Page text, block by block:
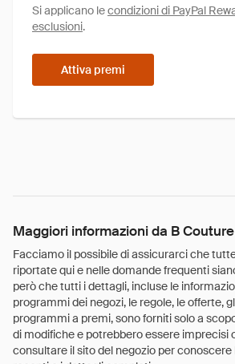
Si applicano lecondizioni di PayPal
esclusioni.
Attiva premi
Maggiori informazioni da B Couture
Facciamo il possibile di assicurarci che
riportate qui e nelle domande frequenti
però che tutti i dettagli, incluse le
programmi dei negozi, le regole, le offerte,
programmi a premi, sono forniti solo a
di modifiche e potrebbero essere imprecisi
consultare il sito del negozio per conoscere